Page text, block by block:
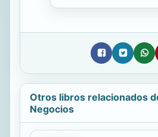
Otros libros relacionados
Negocios